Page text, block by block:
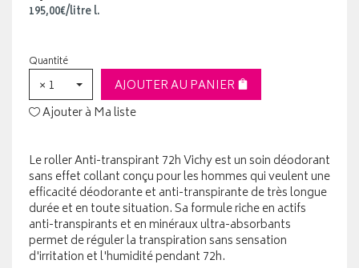
195,00€/litrel.
Quantité
× 1
AJOUTER AU PANIER
Ajouter à Ma liste
Le roller Anti-transpirant 72h Vichy est un soin déodorant
sans effet collant conçu pour les hommes qui veulent une
efficacité déodorante et anti-transpirante de très longue
durée et en toute situation. Sa formule riche en actifs
anti-transpirants et en minéraux ultra-absorbants
permet de réguler la transpiration sans sensation
d'irritation et l'humidité pendant 72h.